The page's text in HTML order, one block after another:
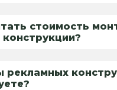
стоимость
рекламных